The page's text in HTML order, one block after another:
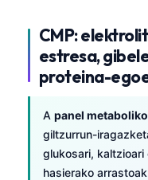
CMP:
estresa,
proteina-
A panel
giltzurrun-
glukosari,
hasierako